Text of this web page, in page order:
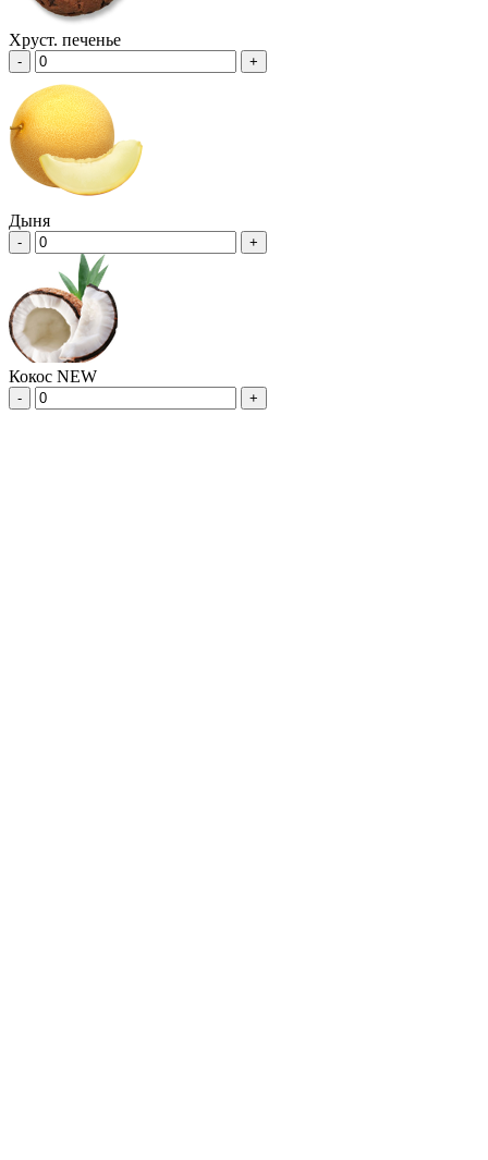
Хруст. печенье
- +
Дыня
- +
Кокос NEW
- +